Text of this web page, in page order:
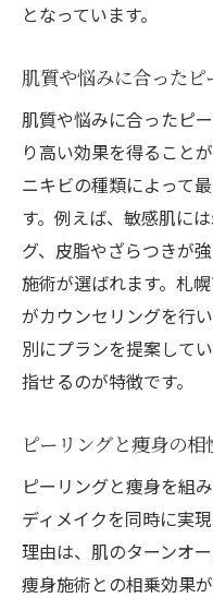
となっています。
肌質や悩みに合った
肌質や悩みに合ったピ
り高い効果を得ること
ニキビの種類によって
す。例えば、敏感肌に
グ、皮脂やざらつきが
施術が選ばれます。札
がカウンセリングを行
別にプランを提案して
指せるのが特徴です。
ピーリングと痩身の
ピーリングと痩身を組
ディメイクを同時に実
理由は、肌のターンオ
痩身施術との相乗効果